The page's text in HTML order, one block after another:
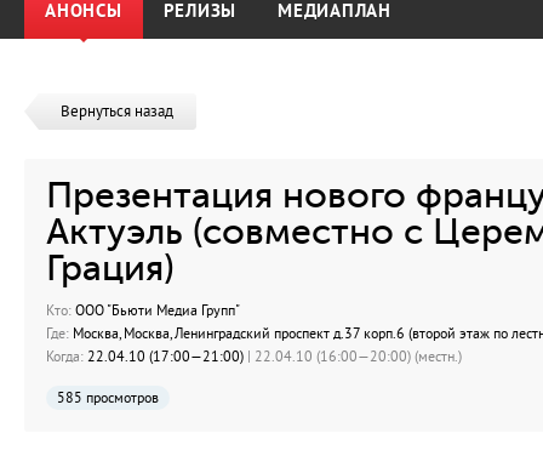
АНОНСЫ РЕЛИЗЫ МЕДИАПЛАН
Вернуться назад
Презентация нового
Актуэль (совместно с
Грация)
Кто: ООО "Бьюти Медиа Групп"
Где: Москва, Москва, Ленинградский проспект д.37 корп.6 (второй этаж по
Когда: 22.04.10 (17:00—21:00) | 22.04.10 (16:00—20:00) (местн.)
585 просмотров